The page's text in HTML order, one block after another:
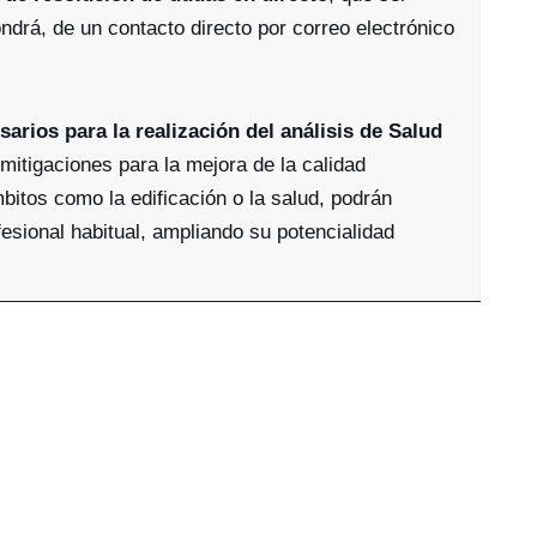
de un contacto directo por correo electrónico
para la realización del análisis de Salud
para la mejora de la calidad
como la edificación o la salud, podrán
habitual, ampliando su potencialidad